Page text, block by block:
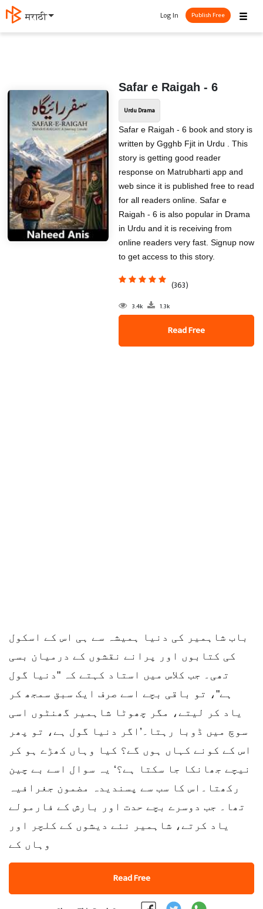
मराठी ☰
Log In Publish Free
Safar e Raigah - 6
Urdu Drama
Safar e Raigah - 6 book and story is
written by Ggghb Fjit in Urdu . This
story is getting good reader
response on Matrubharti app and
web since it is published free to read
for all readers online. Safar e
Raigah - 6 is also popular in Drama
in Urdu and it is receiving from
online readers very fast. Signup now
to get access to this story.
(363)
3.4k 1.3k
Read Free
باب شاہمیر کی دنیا ہمیشہ سے ہی اس کے اسکول
کی کتابوں اور پرانے نقشوں کے درمیان بسی
تھی۔ جب کلاس میں استاد کہتے کہ "دنیا گول
ہے"، تو باقی بچے اسے صرف ایک سبق سمجھ کر
یاد کر لیتے، مگر چھوٹا شاہمیر گھنٹوں اسی
سوچ میں ڈوبا رہتا۔’اگر دنیا گول ہے، تو پھر
اس کے کونے کہاں ہوں گے؟ کیا وہاں کھڑے ہو کر
نیچے جھانکا جا سکتا ہے؟‘ یہ سوال اسے بے چین
رکھتا۔اس کا سب سے پسندیدہ مضمون جغرافیہ
تھا۔ جب دوسرے بچے حدت اور بارش کے فارمولے
یاد کرتے، شاہمیر نئے دیشوں کے کلچر اور
وہاں کے
Read Free